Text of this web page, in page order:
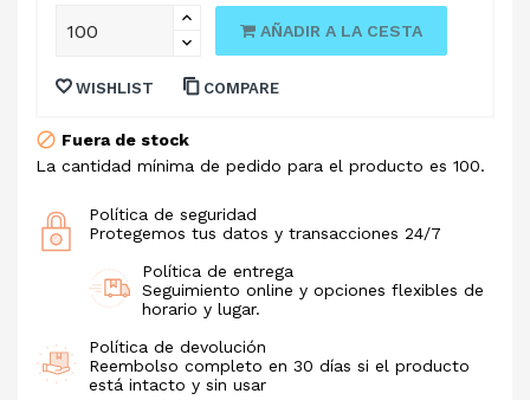
AÑADIR A LA CESTA
WISHLIST COMPARE
Fuera de stock
La cantidad mínima de pedido para el producto es 100.
Política de seguridad
Protegemos tus datos y transacciones 24/7
Política de entrega
Seguimiento online y opciones flexibles de
horario y lugar.
Política de devolución
Reembolso completo en 30 días si el producto
está intacto y sin usar